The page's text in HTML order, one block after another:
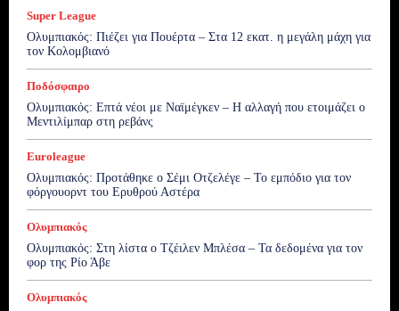
Super League
Ολυμπιακός: Πιέζει για Πουέρτα – Στα 12 εκατ. η μεγάλη μάχη για
τον Κολομβιανό
Ποδόσφαιρο
Ολυμπιακός: Επτά νέοι με Ναϊμέγκεν – Η αλλαγή που ετοιμάζει ο
Μεντιλίμπαρ στη ρεβάνς
Euroleague
Ολυμπιακός: Προτάθηκε ο Σέμι Οτζελέγε – Το εμπόδιο για τον
φόργουορντ του Ερυθρού Αστέρα
Ολυμπιακός
Ολυμπιακός: Στη λίστα ο Τζέιλεν Μπλέσα – Τα δεδομένα για τον
φορ της Ρίο Άβε
Ολυμπιακός